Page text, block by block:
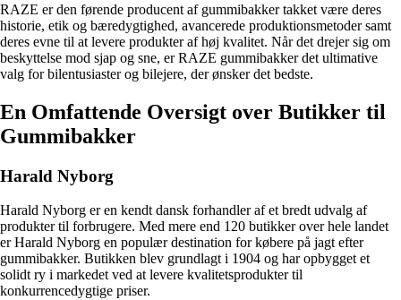
RAZE er den førende producent af gummibakker takket være deres
historie, etik og bæredygtighed, avancerede produktionsmetoder samt
deres evne til at levere produkter af høj kvalitet. Når det drejer sig om
beskyttelse mod sjap og sne, er RAZE gummibakker det ultimative
valg for bilentusiaster og bilejere, der ønsker det bedste.
En Omfattende Oversigt over Butikker til
Gummibakker
Harald Nyborg
Harald Nyborg er en kendt dansk forhandler af et bredt udvalg af
produkter til forbrugere. Med mere end 120 butikker over hele landet
er Harald Nyborg en populær destination for købere på jagt efter
gummibakker. Butikken blev grundlagt i 1904 og har opbygget et
solidt ry i markedet ved at levere kvalitetsprodukter til
konkurrencedygtige priser.